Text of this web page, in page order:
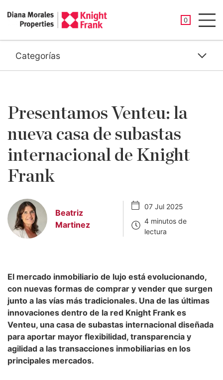
0
Categorías
Presentamos Venteu: la
nueva casa de subastas
internacional de Knight
Frank
Beatriz
Martinez
07 Jul 2025
4 minutos de
lectura
El mercado inmobiliario de lujo está evolucionando,
con nuevas formas de comprar y vender que surgen
junto a las vías más tradicionales. Una de las últimas
innovaciones dentro de la red Knight Frank es
Venteu, una casa de subastas internacional diseñada
para aportar mayor flexibilidad, transparencia y
agilidad a las transacciones inmobiliarias en los
principales mercados.